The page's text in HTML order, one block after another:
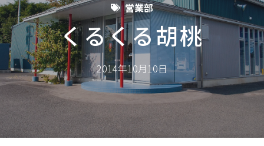
へ
ス
キ
プ
ュ
ー
営業部
くるくる胡桃
2014年10月10日